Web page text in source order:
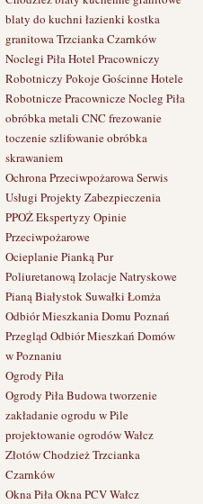
blaty do kuchni łazienki kostka
granitowa Trzcianka Czarnków
Noclegi Piła Hotel Pracowniczy
Robotniczy Pokoje Gościnne Hotele
Robotnicze Pracownicze Nocleg Piła
obróbka metali CNC frezowanie
toczenie szlifowanie obróbka
skrawaniem
Ochrona Przeciwpożarowa Serwis
Usługi Projekty Zabezpieczenia
PPOŻ Ekspertyzy Opinie
Przeciwpożarowe
Ocieplanie Pianką Pur
Poliuretanową Izolacje Natryskowe
Pianą Białystok Suwałki Łomża
Odbiór Mieszkania Domu Poznań
Przegląd Odbiór Mieszkań Domów
w Poznaniu
Ogrody Piła
Ogrody Piła Budowa tworzenie
zakładanie ogrodu w Pile
projektowanie ogrodów Wałcz
Złotów Chodzież Trzcianka
Czarnków
Okna Piła Okna PCV Wałcz